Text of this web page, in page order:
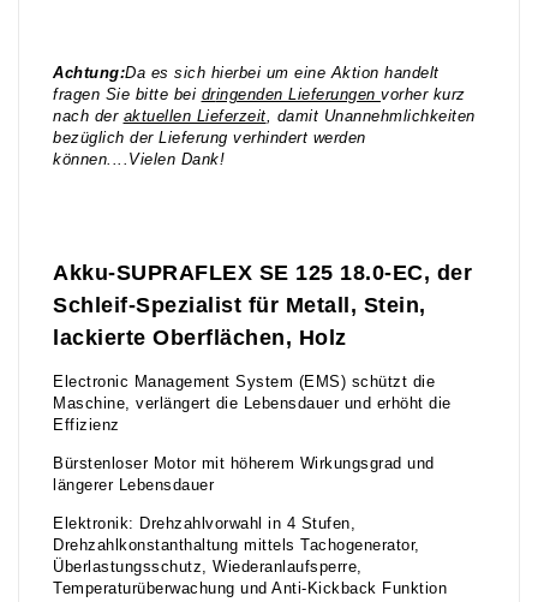
Achtung:Da es sich hierbei um eine Aktion handelt
fragen Sie bitte bei dringenden Lieferungen vorher kurz
nach der aktuellen Lieferzeit, damit Unannehmlichkeiten
bezüglich der Lieferung verhindert werden
können....Vielen Dank!
Akku-SUPRAFLEX SE 125 18.0-EC, der
Schleif-Spezialist für Metall, Stein,
lackierte Oberflächen, Holz
Electronic Management System (EMS) schützt die
Maschine, verlängert die Lebensdauer und erhöht die
Effizienz
Bürstenloser Motor mit höherem Wirkungsgrad und
längerer Lebensdauer
Elektronik: Drehzahlvorwahl in 4 Stufen,
Drehzahlkonstanthaltung mittels Tachogenerator,
Überlastungsschutz, Wiederanlaufsperre,
Temperaturüberwachung und Anti-Kickback Funktion